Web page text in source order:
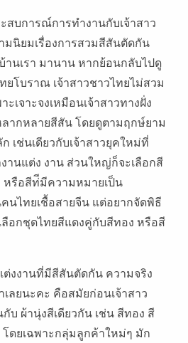
สบการณ์การทํางานกับเจ้าสาว
มนิยมเรื่องการสวมสีสันตัดกัน
นเรา มานาน หากย้อนกลับไปดู
ยโบราณ เจ้าสาวชาวไทยไม่สวม
ะเจาะจงเหมือนเจ้าสาวทางฝั่ง
ากหลายสีสัน โดยดูตามฤกษ์ยาม
เช่นเดียวกับเจ้าสาวยุคใหม่ที่
านแต่ง งาน ส่วนใหญ่ก็จะเลือกสี
หรือสีท่ีมีความหมายเป็น
นไทยเชื้อสายจีน แต่อยากจัดพิธี
ลือกชุดไทยสีแดงคู่กับสีทอง หรือสี
ต่งงานที่มีสีสันตัดกัน ความจริง
ลยนะคะ คือสมัยก่อนเจ้าสาว
บ ผ้านุ่งสีเดียวกัน เช่น สีทอง สี
ดยเฉพาะกลุ่มลูกค้าใหม่ๆ มัก